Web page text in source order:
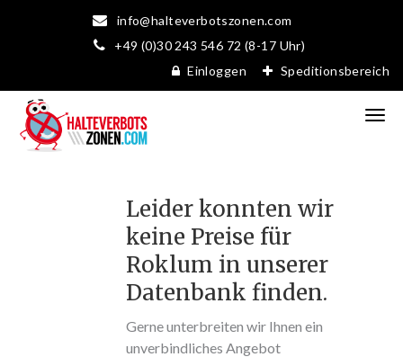
info@halteverbotszonen.com
+49 (0)30 243 546 72 (8-17 Uhr)
Einloggen
Speditionsbereich
Leider konnten wir
keine Preise für
Roklum in unserer
Datenbank finden.
Gerne unterbreiten wir Ihnen ein
unverbindliches Angebot